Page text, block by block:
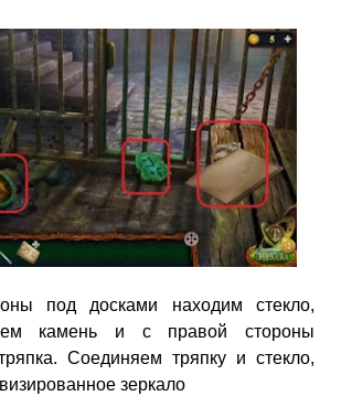
под досками находим стекло,
камень и с правой стороны
Соединяем тряпку и стекло,
зеркало